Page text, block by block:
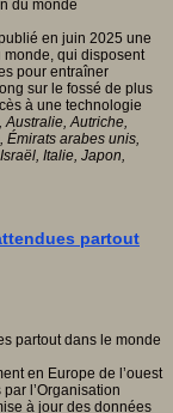
en juin 2025 une
monde, qui disposent
pour entraîner
sur le fossé de plus
à une technologie
Autriche,
Émirats arabes unis,
Italie, Japon,
partout
en Europe de l’ouest
l’Organisation
à jour des données